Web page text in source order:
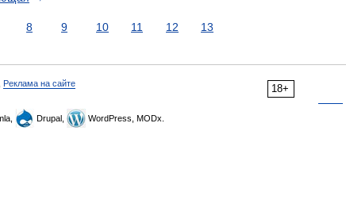
8 9 10 11 12 13
18+
Реклама на сайте
Drupal, WordPress, MODx.